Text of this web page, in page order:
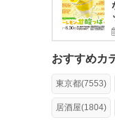
おすすめカ
東京都(7553)
居酒屋(1804)